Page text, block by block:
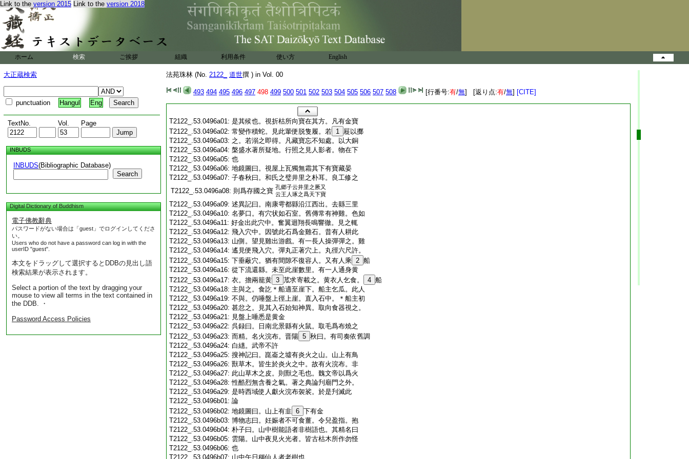
Link to the version 2015 Link to the version 2018
ホーム 検索 ご挨拶 組織 利用条件 使い方 English
大正蔵検索
punctuation Hangul Eng
TextNo. Vol. Page
INBUDS
INBUDS(Bibliographic Database)
Search
Digital Dictionary of Buddhism
電子佛教辭典
パスワードがない場合は「guest」でログインしてくださ
い。
Users who do not have a password can log in with the
userID "guest".
本文をドラッグして選択するとDDBの見出し語
検索結果が表示されます。
Select a portion of the text by dragging your
mouse to view all terms in the text contained in
the DDB. ・
Password Access Policies
法苑珠林 (No. 2122_ 道世撰 ) in Vol. 00
493 494 495 496 497 498 499 500 501 502 503 504 505 506 507 508 [行番号:有/無] [返り点:有/無] [CITE]
T2122_.53.0496a01: 是其候也。視折枯所向寶在其方。凡有金寶
T2122_.53.0496a02: 常變作積蛇。見此輩便脱隻履。若 1 屣以擲
T2122_.53.0496a03: 之。若溺之即得。凡藏寶忘不知處。以大銅
T2122_.53.0496a04: 槃盛水著所疑地。行照之見人影者。物在下
T2122_.53.0496a05: 也
T2122_.53.0496a06: 地鏡圖曰。視屋上瓦獨無霜其下有寶藏晏
T2122_.53.0496a07: 子春秋曰。和氏之璧井里之朴耳。良工修之
T2122_.53.0496a08: 則爲存國之寶 孔郷子云井里之厥又
云王人琢之爲天下寶
T2122_.53.0496a09: 述異記曰。南康雩都縣沿江西出。去縣三里
T2122_.53.0496a10: 名夢口。有穴状如石室。舊傳常有神雞。色如
T2122_.53.0496a11: 好金出此穴中。奮翼迴翔長鳴響徹。見之輒
T2122_.53.0496a12: 飛入穴中。因號此石爲金雞石。昔有人耕此
T2122_.53.0496a13: 山側。望見雞出游戲。有一長人操彈彈之。雞
T2122_.53.0496a14: 遙見便飛入穴。彈丸正著穴上。丸徑六尺許。
T2122_.53.0496a15: 下垂蔽穴。猶有間隙不復容人。又有人乘 2 船
T2122_.53.0496a16: 從下流還縣。未至此崖數里。有一人通身黄
T2122_.53.0496a17: 衣。擔兩籠黄 3 苽求寄載之。黄衣人乞食。 4 船
T2122_.53.0496a18: 主與之。食訖＊船適至崖下。船主乞瓜。此人
T2122_.53.0496a19: 不與。仍唾盤上徑上崖。直入石中。＊船主初
T2122_.53.0496a20: 甚忿之。見其入石始知神異。取向食器視之。
T2122_.53.0496a21: 見盤上唾悉是黄金
T2122_.53.0496a22: 呉録曰。日南北景縣有火鼠。取毛爲布燒之
T2122_.53.0496a23: 而精。名火浣布。晋陽 5 秋曰。有司奏依舊調
T2122_.53.0496a24: 白繐。武帝不許
T2122_.53.0496a25: 搜神記曰。崑崙之墟有炎火之山。山上有鳥
T2122_.53.0496a26: 獸草木。皆生於炎火之中。故有火浣布。非
T2122_.53.0496a27: 此山草木之皮。則獸之毛也。魏文帝以爲火
T2122_.53.0496a28:性酷烈無含養之氣。著之典論刋廟門之外。
T2122_.53.0496a29: 是時西域使人獻火浣布袈裟。於是刋滅此
T2122_.53.0496b01: 論
T2122_.53.0496b02: 地鏡圖曰。山上有韭 6 下有金
T2122_.53.0496b03: 博物志曰。妊娠者不可食薑。令兒盈指。抱
T2122_.53.0496b04: 朴子曰。山中樹能語者非樹語也。其精名曰
T2122_.53.0496b05: 雲陽。山中夜見火光者。皆古枯木所作勿怪
T2122_.53.0496b06: 也
T2122_.53.0496b07: 山中午日稱仙人者老樹也